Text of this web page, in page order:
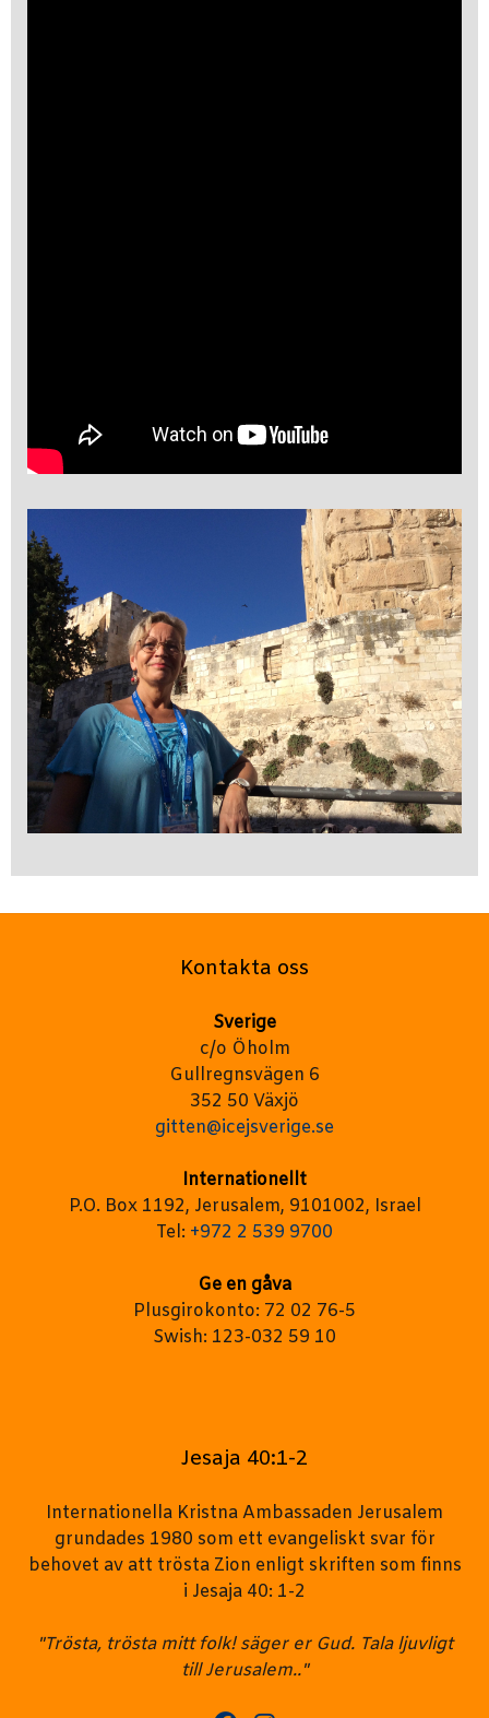
Kontakta oss
Sverige
c/o Öholm
Gullregnsvägen 6
352 50 Växjö
gitten@icejsverige.se
Internationellt
P.O. Box 1192, Jerusalem, 9101002, Israel
Tel: +972 2 539 9700
Ge en gåva
Plusgirokonto: 72 02 76-5
Swish: 123-032 59 10
Jesaja 40:1-2
Internationella Kristna Ambassaden Jerusalem
grundades 1980 som ett evangeliskt svar för
behovet av att trösta Zion enligt skriften som finns
i Jesaja 40: 1-2
"Trösta, trösta mitt folk! säger er Gud. Tala ljuvligt
till Jerusalem.."